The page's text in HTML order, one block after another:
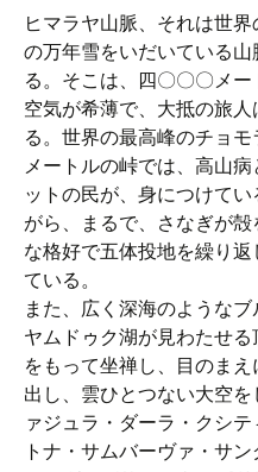
ヒマラヤ山脈、それは世
の万年雪をいだいている
る。そこは、四〇〇〇メー
空気が希薄で、大抵の旅
る。世界の最高峰のチョ
メートルの峠では、高山
ットの民が、身につけて
がら、まるで、さなぎが
な格好で五体投地を繰り
ている。
また、広く深海のような
ヤムドゥク湖が見わたせ
をもって坐禅し、目のま
出し、雲ひとつない大空
ァジュラ・ダーラ・クシ
トナ・サムバーヴァ・サ